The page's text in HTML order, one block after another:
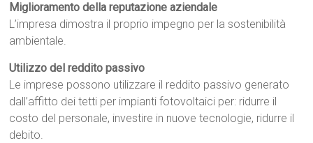
Miglioramento della reputazione aziendale
L’impresa dimostra il proprio impegno per la sostenibilità
ambientale.
Utilizzo del reddito passivo
Le imprese possono utilizzare il reddito passivo generato
dall’affitto dei tetti per impianti fotovoltaici per: ridurre il
costo del personale, investire in nuove tecnologie, ridurre il
debito.